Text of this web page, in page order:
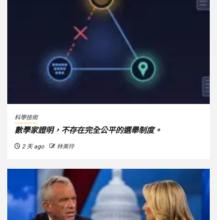
科學技術
數學家證明，不存在完全公平的選舉制度。
2 天 ago 林美玲